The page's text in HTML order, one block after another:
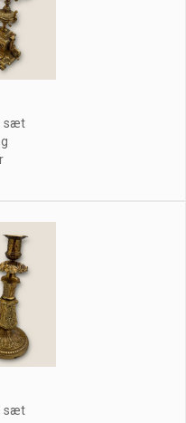
sæt
sæt